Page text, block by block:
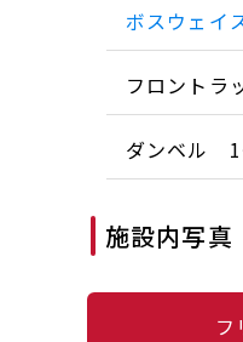
ボスウェイ
フロントラ
ダンベル
施設内写真